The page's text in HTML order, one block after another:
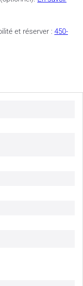
et réserver : 450-